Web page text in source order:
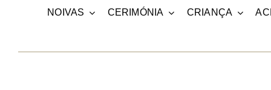
NOIVAS CERIMÓNIA CRIANÇA